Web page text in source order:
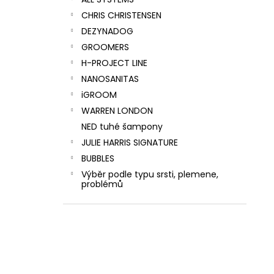
CHRIS CHRISTENSEN
DEZYNADOG
GROOMERS
H-PROJECT LINE
NANOSANITAS
iGROOM
WARREN LONDON
NED tuhé šampony
JULIE HARRIS SIGNATURE
BUBBLES
Výběr podle typu srsti, plemene,
problémů
SHAMPOO
275 Kč